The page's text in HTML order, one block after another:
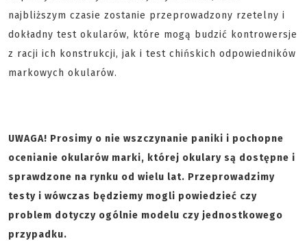
najbliższym czasie zostanie przeprowadzony rzetelny i
dokładny test okularów, które mogą budzić kontrowersje
z racji ich konstrukcji, jak i test chińskich odpowiedników
markowych okularów.
UWAGA! Prosimy o nie wszczynanie paniki i pochopne
ocenianie okularów marki, której okulary są dostępne i
sprawdzone na rynku od wielu lat. Przeprowadzimy
testy i wówczas będziemy mogli powiedzieć czy
problem dotyczy ogólnie modelu czy jednostkowego
przypadku.